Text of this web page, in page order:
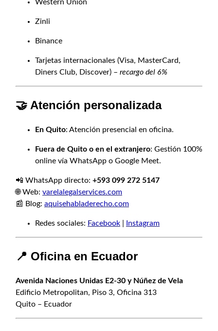
Western Union
Zinli
Binance
Tarjetas internacionales (Visa, MasterCard,
Diners Club, Discover) – recargo del 6%
🤝 Atención personalizada
En Quito: Atención presencial en oficina.
Fuera de Quito o en el extranjero: Gestión 100%
online vía WhatsApp o Google Meet.
📲 WhatsApp directo: +593 099 272 5147
🌐 Web: varelalegalservices.com
📰 Blog: aquisehabladerecho.com
Redes sociales: Facebook Instagram
📍 Oficina en Ecuador
Avenida Naciones Unidas E2-30 y Núñez de Vela
Edificio Metropolitan, Piso 3, Oficina 313
Quito – Ecuador